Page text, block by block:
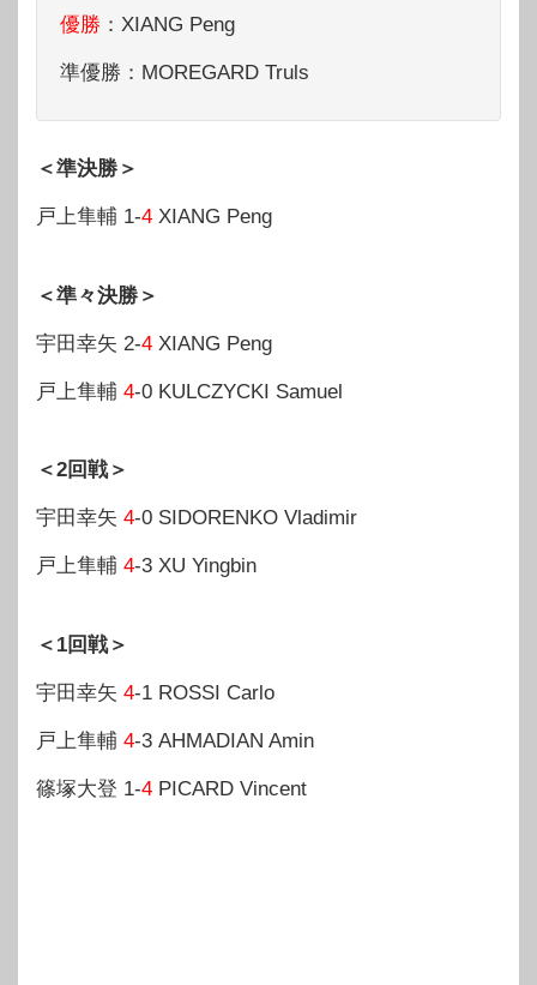
優勝 ：XIANG Peng
準優勝：MOREGARD Truls
＜準決勝＞
戸上隼輔 1-4 XIANG Peng
＜準々決勝＞
宇田幸矢 2-4 XIANG Peng
戸上隼輔 4-0 KULCZYCKI Samuel
＜2回戦＞
宇田幸矢 4-0 SIDORENKO Vladimir
戸上隼輔 4-3 XU Yingbin
＜1回戦＞
宇田幸矢 4-1 ROSSI Carlo
戸上隼輔 4-3 AHMADIAN Amin
篠塚大登 1-4 PICARD Vincent